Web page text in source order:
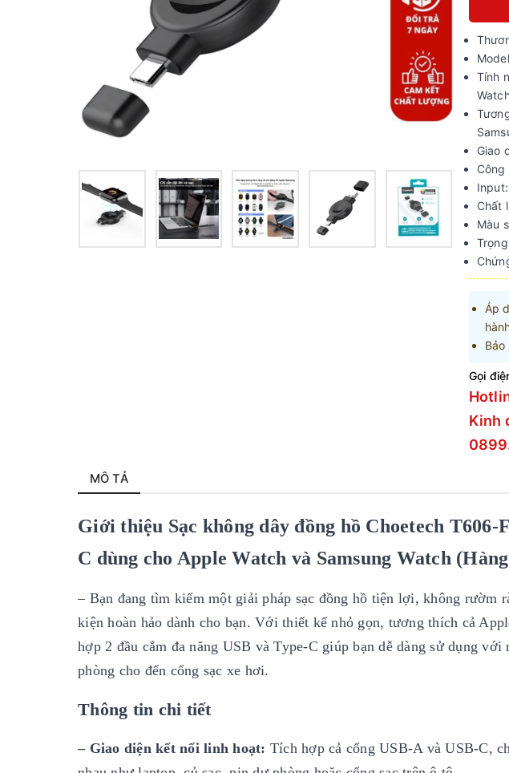
Tính
Giao
Chất
Màu
Áp
Gọi
Kinh
MÔ TẢ
Giới thiệu Sạc không dây đồng hồ Choetech T606-
C dùng cho Apple Watch và Samsung Watch
– Bạn đang tìm kiếm một giải pháp sạc đồng hồ tiện lợi, không rườm
kiện hoàn hảo dành cho bạn. Với thiết kế nhỏ gọn, tương thích cả
hợp 2 đầu cắm đa năng USB và Type-C giúp bạn dễ dàng sử dụng
phòng cho đến cổng sạc xe hơi.
Thông tin chi tiết
– Giao diện kết nối linh hoạt: Tích hợp cả cổng USB-A và USB-C,